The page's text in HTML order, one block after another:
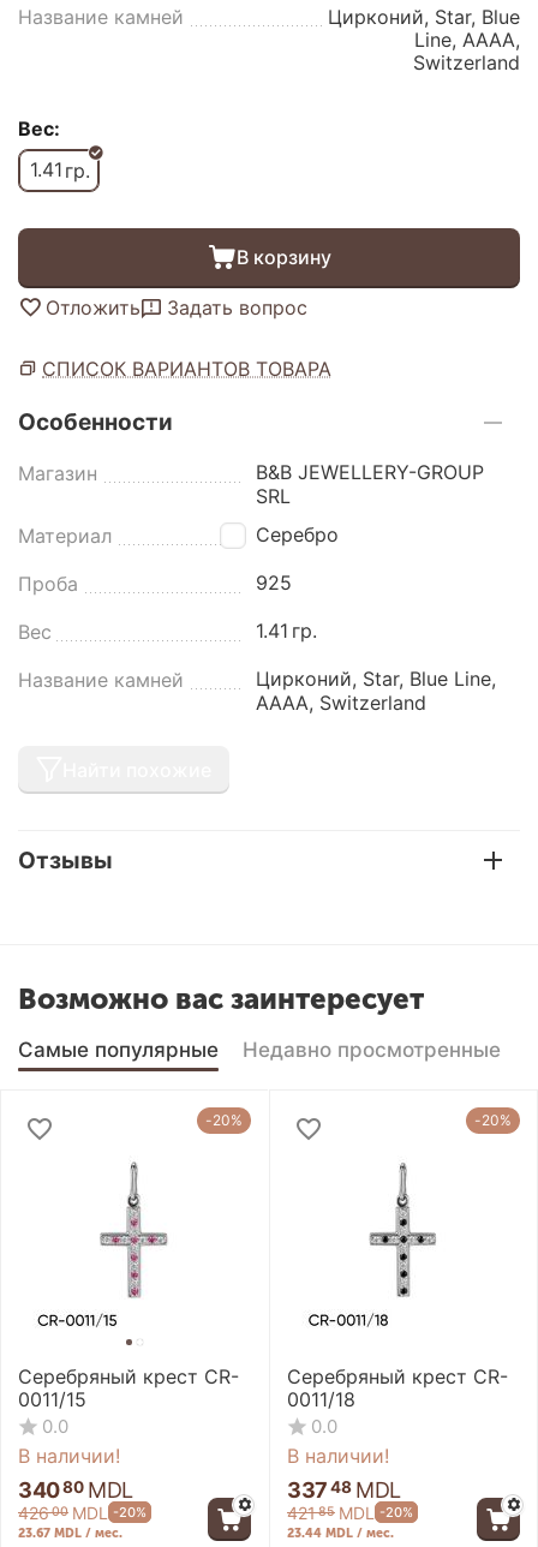
Название камней
Цирконий, Star, Blue
Line, AAAA,
Switzerland
Вес:
1.41 гр.
В корзину
Отложить Задать вопрос
СПИСОК ВАРИАНТОВ ТОВАРА
Особенности
Магазин
B&B JEWELLERY-GROUP
SRL
Материал
Серебро
Проба 925
Вес 1.41 гр.
Название камней
Цирконий, Star, Blue Line,
AAAA, Switzerland
Отзывы
Возможно вас заинтересует
Самые популярные Недавно просмотренные
-20%
Серебряный крест CR-
0011/15
0.0
В наличии!
34080 MDL
42600 MDL -20%
23.67 MDL / мес.
-20%
Серебряный крест CR-
0011/18
0.0
В наличии!
33748 MDL
42185 MDL -20%
23.44 MDL / мес.